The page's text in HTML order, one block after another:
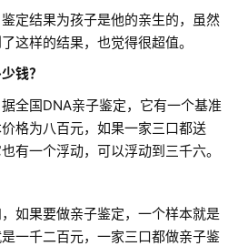
定结果为孩子是他的亲生的，虽然
这样的结果，也觉得很超值。
钱？
全国DNA亲子鉴定，它有一个基准
格为八百元，如果一家三口都送
有一个浮动，可以浮动到三千六。
如果要做亲子鉴定，一个样本就是
一千二百元，一家三口都做亲子鉴